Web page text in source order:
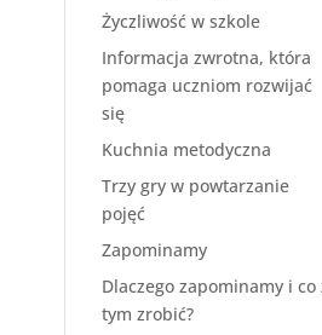
Życzliwość w szkole
Informacja zwrotna, która
pomaga uczniom rozwijać
się
Kuchnia metodyczna
Trzy gry w powtarzanie
pojęć
Zapominamy
Dlaczego zapominamy i co
tym zrobić?